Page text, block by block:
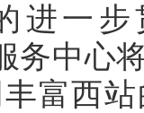
进一
务中心
富西